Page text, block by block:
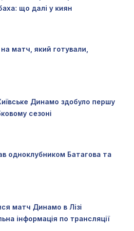
що далі у киян
матч, який готували,
Динамо здобуло першу
сезоні
одноклубником Батагова та
матч Динамо в Лізі
інформація по трансляції